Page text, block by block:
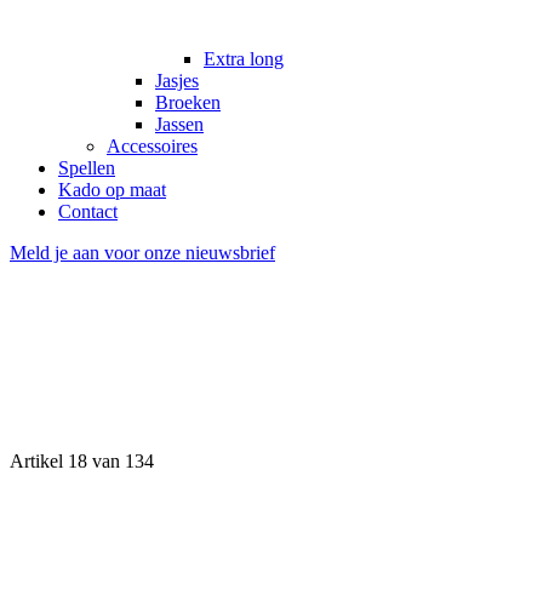
Extra long
Jasjes
Broeken
Jassen
Accessoires
Spellen
Kado op maat
Contact
Meld je aan voor onze nieuwsbrief
Artikel 18 van 134